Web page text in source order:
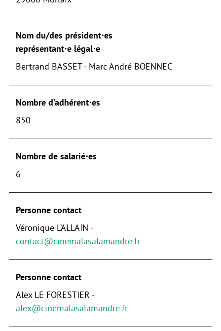
Nom du/des président⋅es
représentant⋅e légal⋅e
Bertrand BASSET - Marc André BOENNEC
Nombre d’adhérent⋅es
850
Nombre de salarié⋅es
6
Personne contact
Véronique L’ALLAIN -
contact@cinemalasalamandre.fr
Personne contact
Alex LE FORESTIER -
alex@cinemalasalamandre.fr